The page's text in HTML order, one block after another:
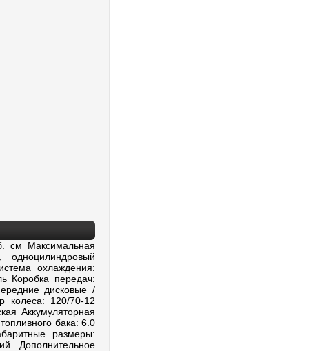
см Максимальная
одноцилиндровый
охлаждения:
Коробка передач:
дисковые /
колеса: 120/70-12
Аккумуляторная
бака: 6.0
размеры:
Дополнительное